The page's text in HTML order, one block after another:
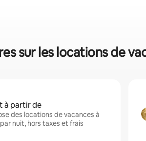
sur les locations de
à partir de
des locations de vacances à
nuit, hors taxes et frais